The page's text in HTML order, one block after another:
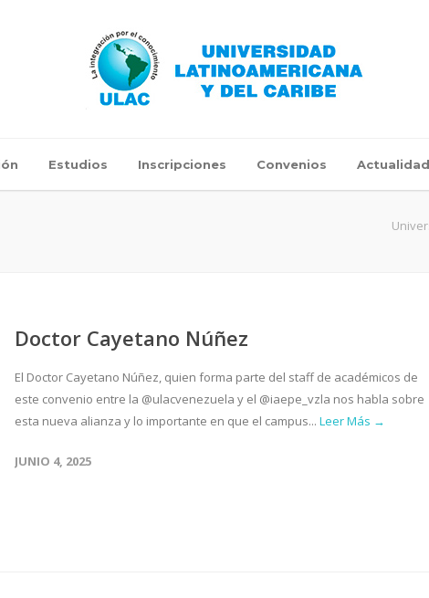
Estudios Inscripciones Convenios Actualidad
Doctor Cayetano Núñez
El Doctor Cayetano Núñez, quien forma parte del staff de académicos de
este convenio entre la @ulacvenezuela y el @iaepe_vzla nos habla sobre
esta nueva alianza y lo importante en que el campus... Leer Más →
JUNIO 4, 2025